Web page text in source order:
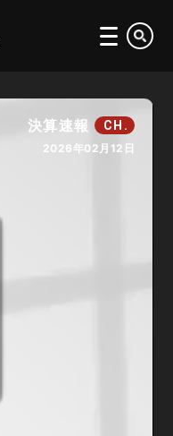
決算速報 CH.
2026年02月12日